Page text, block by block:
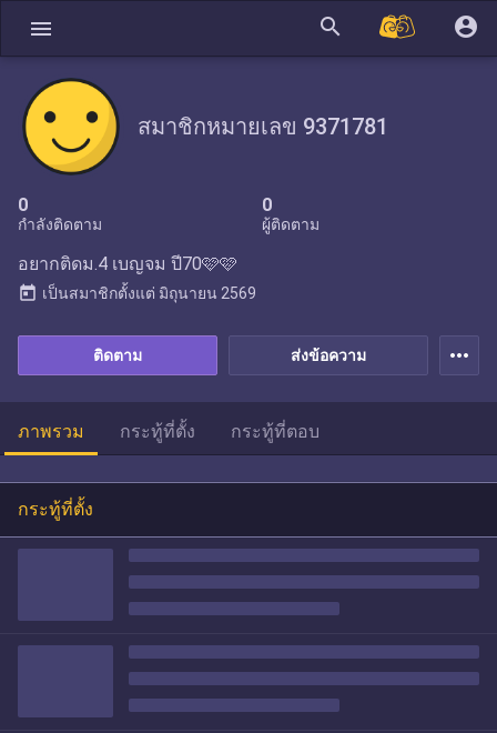
menu search account_circle
สมาชิกหมายเลข 9371781
0
กำลังติดตาม
0
ผู้ติดตาม
ส่งข้อความ
ติดตาม
อยากติดม.4 เบญจม ปี70🩷🩷
today เป็นสมาชิกตั้งแต่ มิถุนายน 2569
more_horiz
ภาพรวม กระทู้ที่ตั้ง กระทู้ที่ตอบ
กระทู้ที่ตั้ง